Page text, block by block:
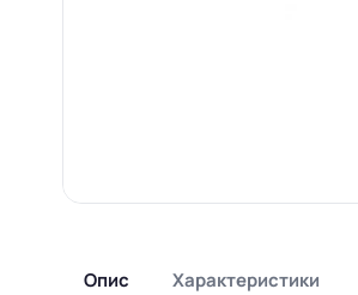
Опис Характеристики